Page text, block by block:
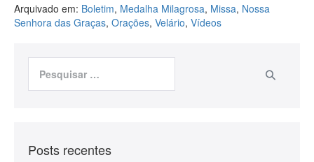
Arquivado em: Boletim, Medalha Milagrosa, Missa, Nossa
Senhora das Graças, Orações, Velário, Vídeos
Posts recentes